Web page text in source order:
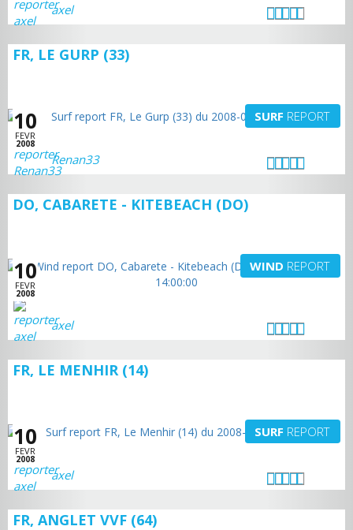
axel
FR, LE GURP (33)
10
FEVR
2008
SURF REPORT
Renan33
DO, CABARETE - KITEBEACH (DO)
10
FEVR
2008
WIND REPORT
axel
FR, LE MENHIR (14)
10
FEVR
2008
SURF REPORT
axel
FR, ANGLET VVF (64)